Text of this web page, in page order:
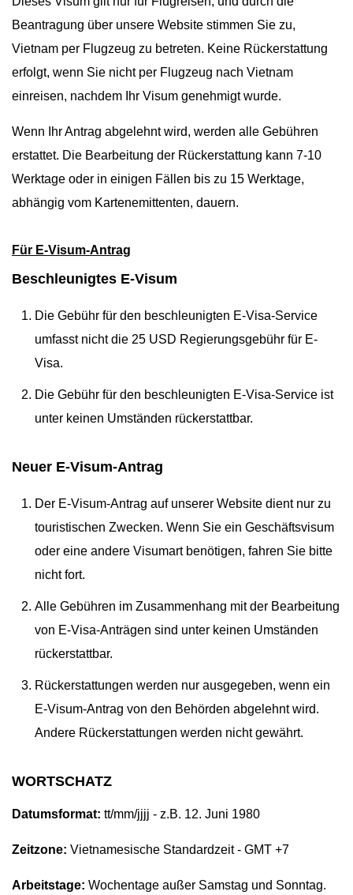
Beantragung über unsere Website stimmen Sie zu,
Vietnam per Flugzeug zu betreten. Keine Rückerstattung
erfolgt, wenn Sie nicht per Flugzeug nach Vietnam
einreisen, nachdem Ihr Visum genehmigt wurde.
Wenn Ihr Antrag abgelehnt wird, werden alle Gebühren
erstattet. Die Bearbeitung der Rückerstattung kann 7-10
Werktage oder in einigen Fällen bis zu 15 Werktage,
abhängig vom Kartenemittenten, dauern.
Für E-Visum-Antrag
Beschleunigtes E-Visum
Die Gebühr für den beschleunigten E-Visa-Service
umfasst nicht die 25 USD Regierungsgebühr für E-
Visa.
Die Gebühr für den beschleunigten E-Visa-Service ist
unter keinen Umständen rückerstattbar.
Neuer E-Visum-Antrag
Der E-Visum-Antrag auf unserer Website dient nur zu
touristischen Zwecken. Wenn Sie ein Geschäftsvisum
oder eine andere Visumart benötigen, fahren Sie bitte
nicht fort.
Alle Gebühren im Zusammenhang mit der Bearbeitung
von E-Visa-Anträgen sind unter keinen Umständen
rückerstattbar.
Rückerstattungen werden nur ausgegeben, wenn ein
E-Visum-Antrag von den Behörden abgelehnt wird.
Andere Rückerstattungen werden nicht gewährt.
WORTSCHATZ
Datumsformat: tt/mm/jjjj - z.B. 12. Juni 1980
Zeitzone: Vietnamesische Standardzeit - GMT +7
Arbeitstage: Wochentage außer Samstag und Sonntag.